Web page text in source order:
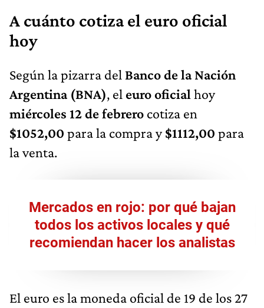
A cuánto cotiza el euro oficial
hoy
Según la pizarra del Banco de la Nación
Argentina (BNA), el euro oficial hoy
miércoles 12 de febrero cotiza en
$1052,00 para la compra y$1112,00 para
la venta.
Mercados en rojo: por qué bajan
todos los activos locales y qué
recomiendan hacer los analistas
El euro es la moneda oficial de 19 de los 27